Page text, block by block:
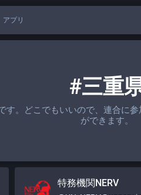
アプリ
#三重
す。どこでもいいので、連合に
ができます。
特務機関NERV